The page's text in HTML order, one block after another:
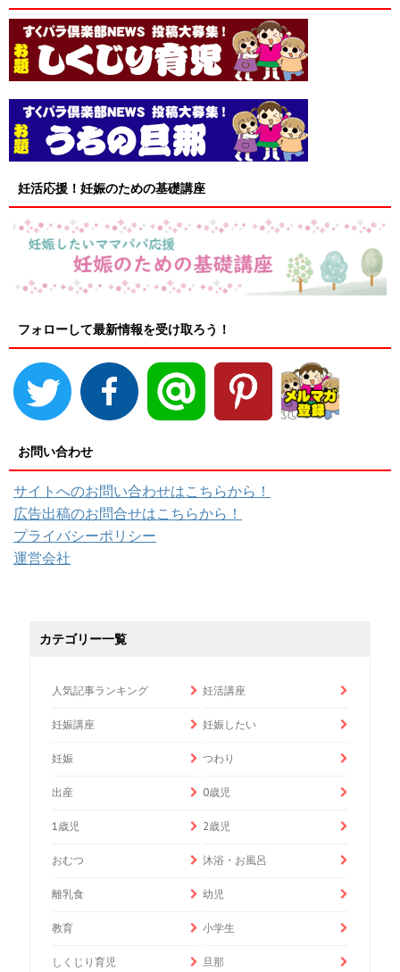
妊活応援！妊娠のための基礎講座
フォローして最新情報を受け取ろう！
お問い合わせ
サイトへのお問い合わせはこちらから！
広告出稿のお問合せはこちらから！
プライバシーポリシー
運営会社
カテゴリー一覧
人気記事ランキング 妊活講座
妊娠講座 妊娠したい
妊娠 つわり
出産 0歳児
1歳児 2歳児
おむつ 沐浴・お風呂
離乳食 幼児
教育 小学生
しくじり育児 旦那